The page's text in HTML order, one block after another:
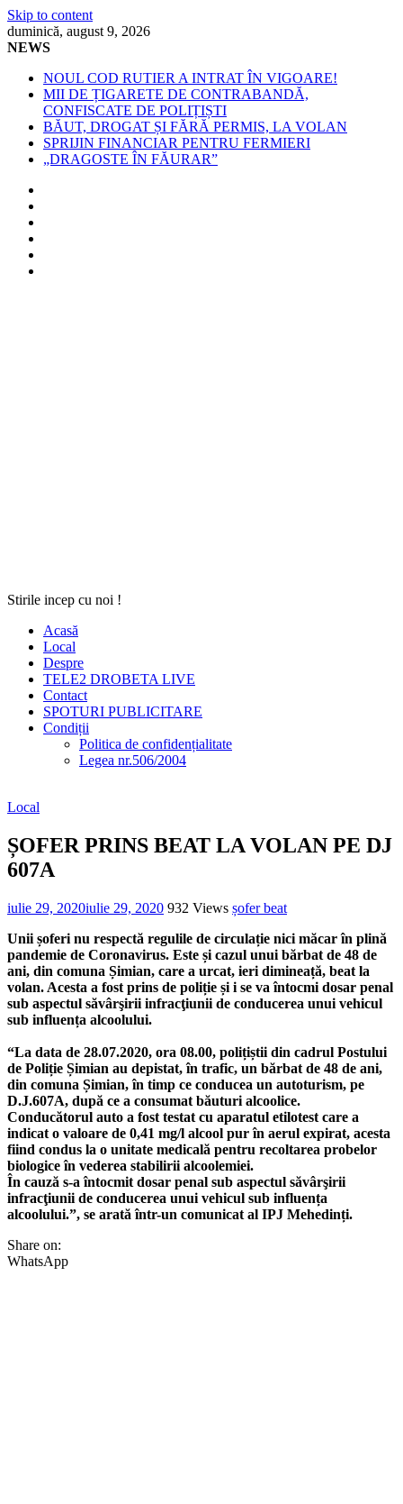
Skip to content
duminică, august 9, 2026
NEWS
NOUL COD RUTIER A INTRAT ÎN VIGOARE!
MII DE ȚIGARETE DE CONTRABANDĂ,
CONFISCATE DE POLIȚIȘTI
BĂUT, DROGAT ȘI FĂRĂ PERMIS, LA VOLAN
SPRIJIN FINANCIAR PENTRU FERMIERI
„DRAGOSTE ÎN FĂURAR”
Stirile incep cu noi !
Acasă
Local
Despre
TELE2 DROBETA LIVE
Contact
SPOTURI PUBLICITARE
Condiții
Politica de confidențialitate
Legea nr.506/2004
Local
ȘOFER PRINS BEAT LA VOLAN PE DJ
607A
iulie 29, 2020iulie 29, 2020 932 Views șofer beat
Unii șoferi nu respectă regulile de circulație nici măcar în plină
pandemie de Coronavirus. Este și cazul unui bărbat de 48 de
ani, din comuna Șimian, care a urcat, ieri dimineață, beat la
volan. Acesta a fost prins de poliție și i se va întocmi dosar penal
sub aspectul săvârşirii infracţiunii de conducerea unui vehicul
sub influența alcoolului.
“La data de 28.07.2020, ora 08.00, polițiștii din cadrul Postului
de Poliție Șimian au depistat, în trafic, un bărbat de 48 de ani,
din comuna Șimian, în timp ce conducea un autoturism, pe
D.J.607A, după ce a consumat băuturi alcoolice.
Conducătorul auto a fost testat cu aparatul etilotest care a
indicat o valoare de 0,41 mg/l alcool pur în aerul expirat, acesta
fiind condus la o unitate medicală pentru recoltarea probelor
biologice în vederea stabilirii alcoolemiei.
În cauză s-a întocmit dosar penal sub aspectul săvârşirii
infracţiunii de conducerea unui vehicul sub influența
alcoolului.”, se arată într-un comunicat al IPJ Mehedinți.
Share on:
WhatsApp